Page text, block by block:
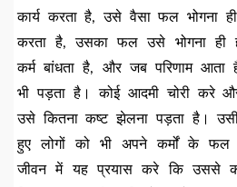
कार्य करता है, उसे वैसा फल भोगना ही
करता है, उसका फल उसे भोगना ही
कर्म बांधता है, और जब परिणाम आता
भी पड़ता है। कोई आदमी चोरी करे
उसे कितना कष्ट झेलना पड़ता है।
हुए लोगों को भी अपने कर्मों के फल
जीवन में यह प्रयास करे कि उससे